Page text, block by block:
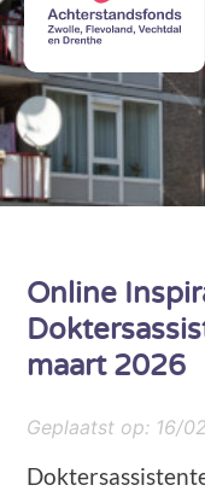
Online
maart 2026
Geplaatst op: 16/